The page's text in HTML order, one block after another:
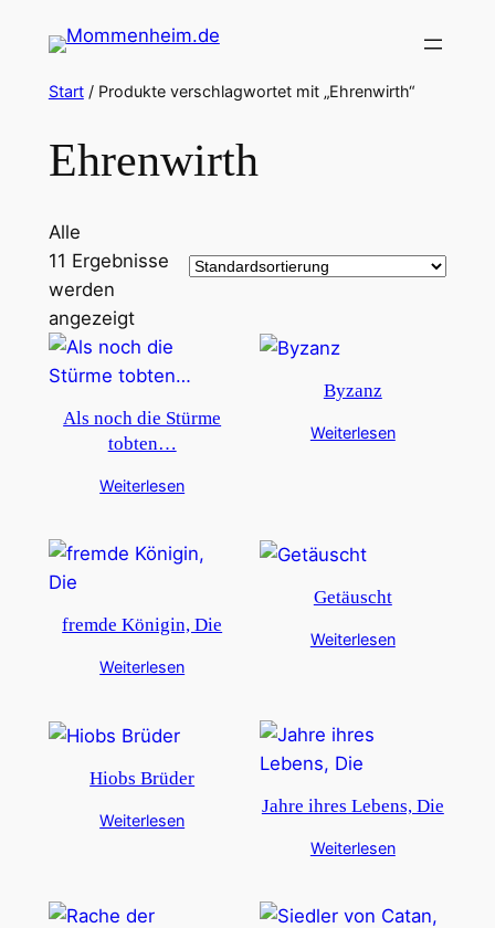
Inhalt
springen
Start/ Produkte verschlagwortet mit „Ehrenwirth“
Ehrenwirth
Alle
11 Ergebnisse
werden
angezeigt
Als noch die Stürme
tobten…
Weiterlesen
Byzanz
Weiterlesen
fremde Königin, Die
Weiterlesen
Getäuscht
Weiterlesen
Hiobs Brüder
Weiterlesen
Jahre ihres Lebens, Die
Weiterlesen